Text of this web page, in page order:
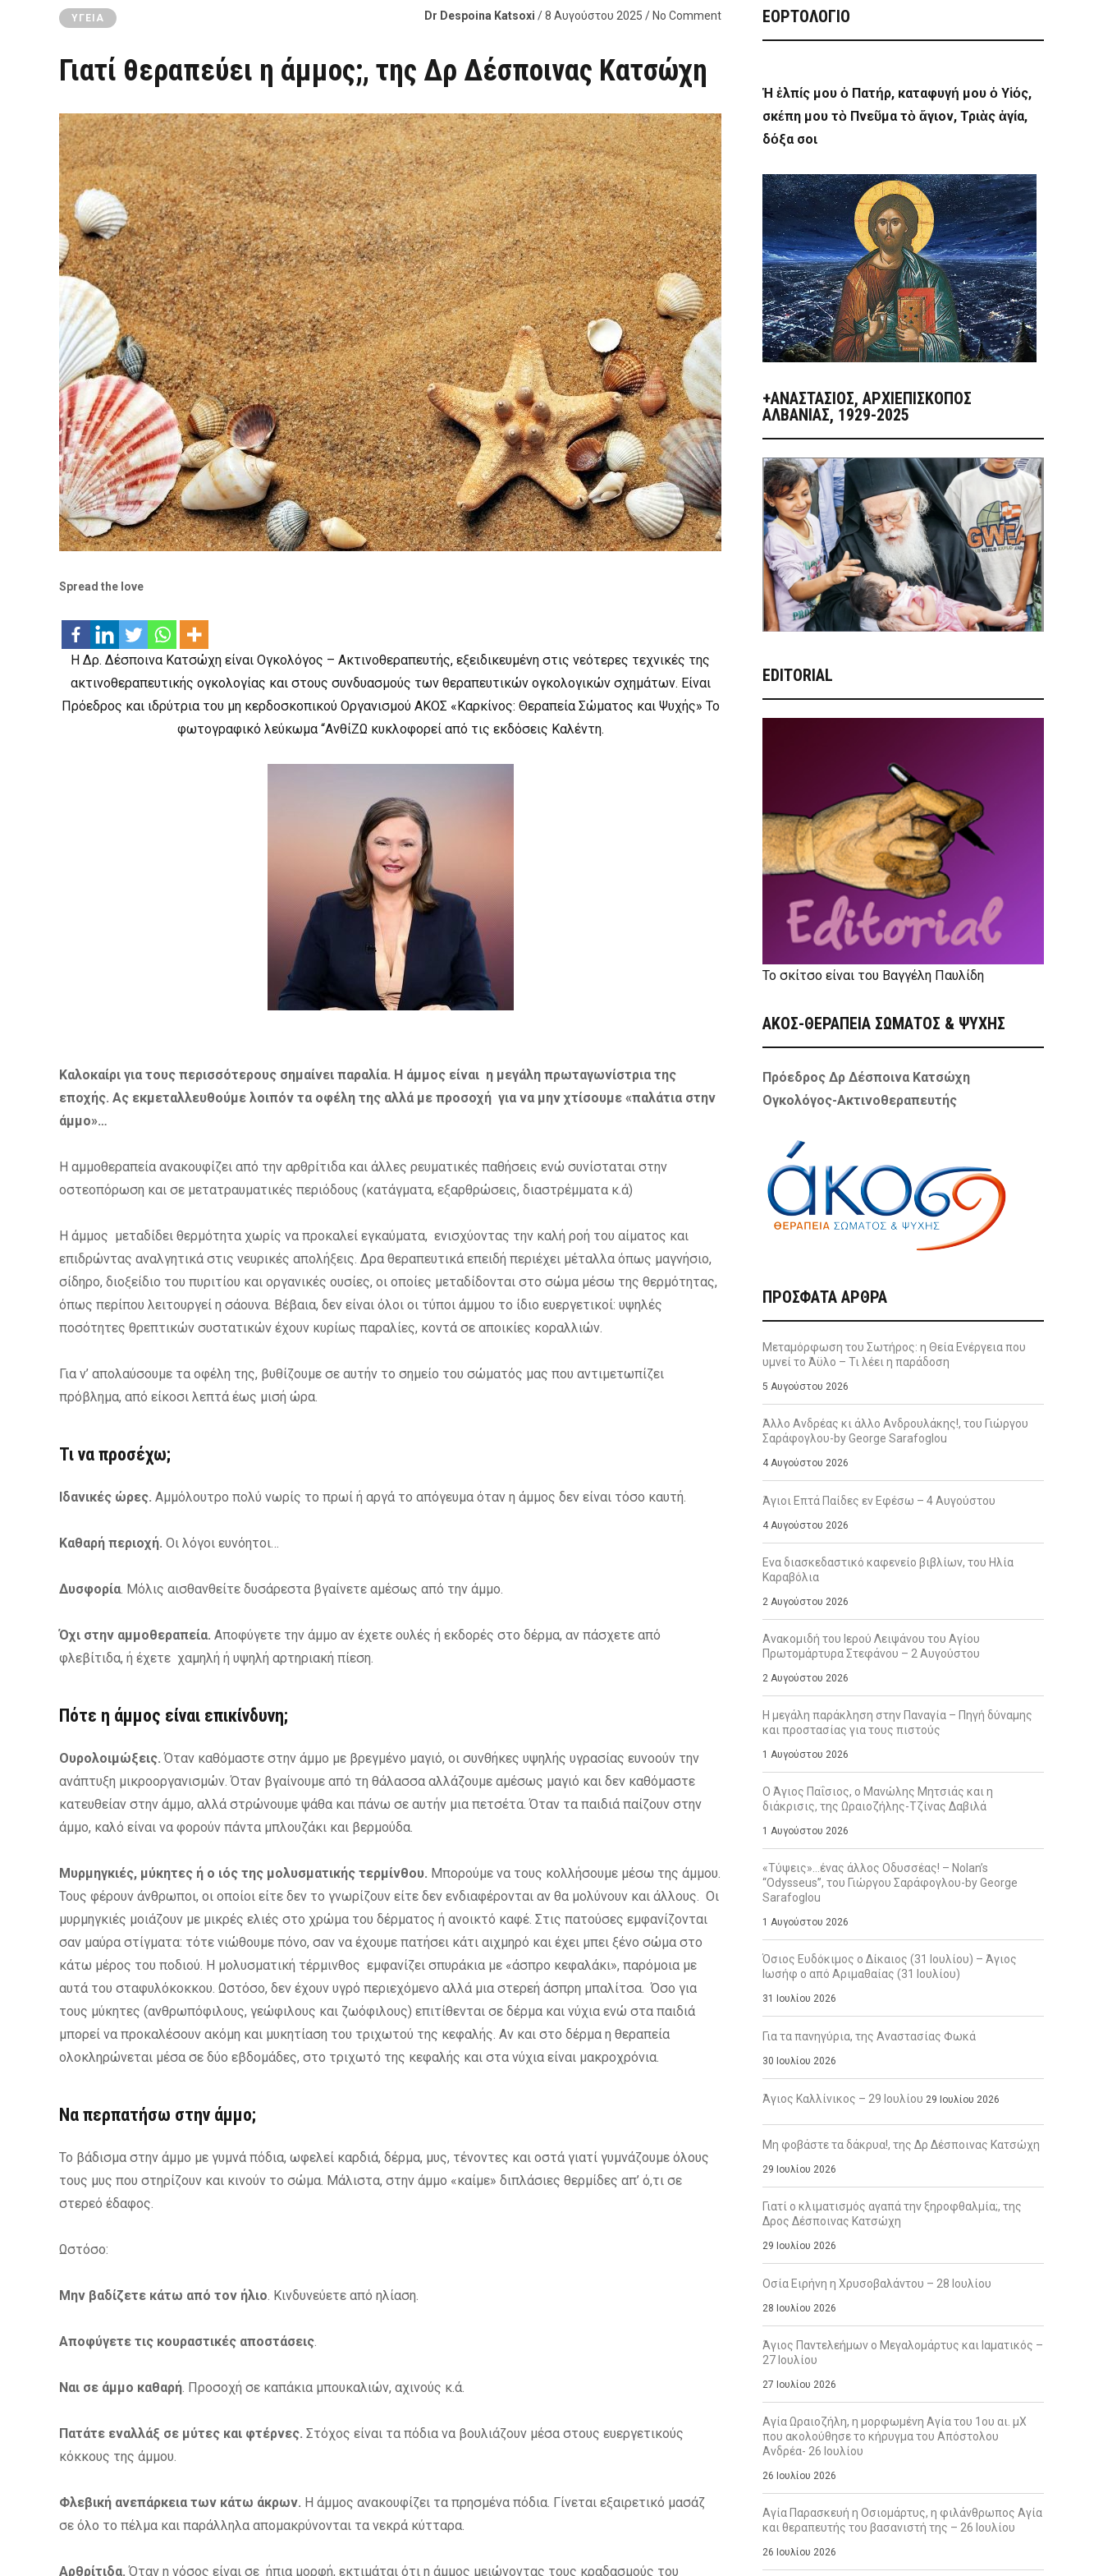
ΥΓΕΊΑ Dr Despoina Katsoxi / 8 Αυγούστου 2025 / No Comment
Γιατί θεραπεύει η άμμος;, της Δρ Δέσποινας Κατσώχη
Spread the love
Η Δρ. Δέσποινα Κατσώχη είναι Ογκολόγος – Ακτινοθεραπευτής, εξειδικευμένη στις νεότερες τεχνικές της
ακτινοθεραπευτικής ογκολογίας και στους συνδυασμούς των θεραπευτικών ογκολογικών σχημάτων. Είναι
Πρόεδρος και ιδρύτρια του μη κερδοσκοπικού Οργανισμού ΑΚΟΣ «Καρκίνος: Θεραπεία Σώματος και Ψυχής» Το
φωτογραφικό λεύκωμα “ΑνθίΖΩ κυκλοφορεί από τις εκδόσεις Καλέντη.
Καλοκαίρι για τους περισσότερους σημαίνει παραλία. Η άμμος είναι η μεγάλη πρωταγωνίστρια της
εποχής. Ας εκμεταλλευθούμε λοιπόν τα οφέλη της αλλά με προσοχή για να μην χτίσουμε «παλάτια στην
άμμο»…
Η αμμοθεραπεία ανακουφίζει από την αρθρίτιδα και άλλες ρευματικές παθήσεις ενώ συνίσταται στην
οστεοπόρωση και σε μετατραυματικές περιόδους (κατάγματα, εξαρθρώσεις, διαστρέμματα κ.ά)
Η άμμος μεταδίδει θερμότητα χωρίς να προκαλεί εγκαύματα, ενισχύοντας την καλή ροή του αίματος και
επιδρώντας αναλγητικά στις νευρικές απολήξεις. Δρα θεραπευτικά επειδή περιέχει μέταλλα όπως μαγνήσιο,
σίδηρο, διοξείδιο του πυριτίου και οργανικές ουσίες, οι οποίες μεταδίδονται στο σώμα μέσω της θερμότητας,
όπως περίπου λειτουργεί η σάουνα. Βέβαια, δεν είναι όλοι οι τύποι άμμου το ίδιο ευεργετικοί: υψηλές
ποσότητες θρεπτικών συστατικών έχουν κυρίως παραλίες, κοντά σε αποικίες κοραλλιών.
Για ν’ απολαύσουμε τα οφέλη της, βυθίζουμε σε αυτήν το σημείο του σώματός μας που αντιμετωπίζει
πρόβλημα, από είκοσι λεπτά έως μισή ώρα.
Τι να προσέχω;
Ιδανικές ώρες. Αμμόλουτρο πολύ νωρίς το πρωί ή αργά το απόγευμα όταν η άμμος δεν είναι τόσο καυτή.
Καθαρή περιοχή. Οι λόγοι ευνόητοι…
Δυσφορία. Μόλις αισθανθείτε δυσάρεστα βγαίνετε αμέσως από την άμμο.
Όχι στην αμμοθεραπεία. Αποφύγετε την άμμο αν έχετε ουλές ή εκδορές στο δέρμα, αν πάσχετε από
φλεβίτιδα, ή έχετε χαμηλή ή υψηλή αρτηριακή πίεση.
Πότε η άμμος είναι επικίνδυνη;
Ουρολοιμώξεις. Όταν καθόμαστε στην άμμο με βρεγμένο μαγιό, οι συνθήκες υψηλής υγρασίας ευνοούν την
ανάπτυξη μικροοργανισμών. Όταν βγαίνουμε από τη θάλασσα αλλάζουμε αμέσως μαγιό και δεν καθόμαστε
κατευθείαν στην άμμο, αλλά στρώνουμε ψάθα και πάνω σε αυτήν μια πετσέτα. Όταν τα παιδιά παίζουν στην
άμμο, καλό είναι να φορούν πάντα μπλουζάκι και βερμούδα.
Μυρμηγκιές, μύκητες ή ο ιός της μολυσματικής τερμίνθου. Μπορούμε να τους κολλήσουμε μέσω της άμμου.
Τους φέρουν άνθρωποι, οι οποίοι είτε δεν το γνωρίζουν είτε δεν ενδιαφέρονται αν θα μολύνουν και άλλους. Οι
μυρμηγκιές μοιάζουν με μικρές ελιές στο χρώμα του δέρματος ή ανοικτό καφέ. Στις πατούσες εμφανίζονται
σαν μαύρα στίγματα: τότε νιώθουμε πόνο, σαν να έχουμε πατήσει κάτι αιχμηρό και έχει μπει ξένο σώμα στο
κάτω μέρος του ποδιού. Η μολυσματική τέρμινθος εμφανίζει σπυράκια με «άσπρο κεφαλάκι», παρόμοια με
αυτά του σταφυλόκοκκου. Ωστόσο, δεν έχουν υγρό περιεχόμενο αλλά μια στερεή άσπρη μπαλίτσα. Όσο για
τους μύκητες (ανθρωπόφιλους, γεώφιλους και ζωόφιλους) επιτίθενται σε δέρμα και νύχια ενώ στα παιδιά
μπορεί να προκαλέσουν ακόμη και μυκητίαση του τριχωτού της κεφαλής. Αν και στο δέρμα η θεραπεία
ολοκληρώνεται μέσα σε δύο εβδομάδες, στο τριχωτό της κεφαλής και στα νύχια είναι μακροχρόνια.
Να περπατήσω στην άμμο;
Το βάδισμα στην άμμο με γυμνά πόδια, ωφελεί καρδιά, δέρμα, μυς, τένοντες και οστά γιατί γυμνάζουμε όλους
τους μυς που στηρίζουν και κινούν το σώμα. Μάλιστα, στην άμμο «καίμε» διπλάσιες θερμίδες απ’ ό,τι σε
στερεό έδαφος.
Ωστόσο:
Μην βαδίζετε κάτω από τον ήλιο. Κινδυνεύετε από ηλίαση.
Αποφύγετε τις κουραστικές αποστάσεις.
Ναι σε άμμο καθαρή. Προσοχή σε καπάκια μπουκαλιών, αχινούς κ.ά.
Πατάτε εναλλάξ σε μύτες και φτέρνες. Στόχος είναι τα πόδια να βουλιάζουν μέσα στους ευεργετικούς
κόκκους της άμμου.
Φλεβική ανεπάρκεια των κάτω άκρων. Η άμμος ανακουφίζει τα πρησμένα πόδια. Γίνεται εξαιρετικό μασάζ
σε όλο το πέλμα και παράλληλα απομακρύνονται τα νεκρά κύτταρα.
Αρθρίτιδα. Όταν η νόσος είναι σε ήπια μορφή, εκτιμάται ότι η άμμος μειώνοντας τους κραδασμούς του
ΕΟΡΤΟΛΟΓΙΟ
Ἡ ἐλπίς μου ὁ Πατήρ, καταφυγή μου ὁ Υἱός,
σκέπη μου τὸ Πνεῦμα τὸ ἅγιον, Τριὰς ἁγία,
δόξα σοι
+ΑΝΑΣΤΆΣΙΟΣ, ΑΡΧΙΕΠΊΣΚΟΠΟΣ
ΑΛΒΑΝΊΑΣ, 1929-2025
EDITORIAL
Το σκίτσο είναι του Βαγγέλη Παυλίδη
ΑΚΟΣ-ΘΕΡΑΠΕΙΑ ΣΩΜΑΤΟΣ & ΨΥΧΗΣ
Πρόεδρος Δρ Δέσποινα Κατσώχη
Ογκολόγος-Ακτινοθεραπευτής
ΠΡΌΣΦΑΤΑ ΆΡΘΡΑ
Μεταμόρφωση του Σωτήρος: η Θεία Ενέργεια που
υμνεί το Άϋλο – Τι λέει η παράδοση
5 Αυγούστου 2026
Άλλο Ανδρέας κι άλλο Ανδρουλάκης!, του Γιώργου
Σαράφογλου-by George Sarafoglou
4 Αυγούστου 2026
Άγιοι Επτά Παίδες εν Εφέσω – 4 Αυγούστου
4 Αυγούστου 2026
Ενα διασκεδαστικό καφενείο βιβλίων, του Ηλία
Καραβόλια
2 Αυγούστου 2026
Ανακομιδή του Ιερού Λειψάνου του Αγίου
Πρωτομάρτυρα Στεφάνου – 2 Αυγούστου
2 Αυγούστου 2026
Η μεγάλη παράκληση στην Παναγία – Πηγή δύναμης
και προστασίας για τους πιστούς
1 Αυγούστου 2026
Ο Άγιος Παΐσιος, ο Μανώλης Μητσιάς και η
διάκρισις, της Ωραιοζήλης-Τζίνας Δαβιλά
1 Αυγούστου 2026
«Τύψεις»…ένας άλλος Οδυσσέας! – Nolan’s
“Odysseus”, του Γιώργου Σαράφογλου-by George
Sarafoglou
1 Αυγούστου 2026
Όσιος Ευδόκιμος ο Δίκαιος (31 Ιουλίου) – Άγιος
Ιωσήφ ο από Αριμαθαίας (31 Ιουλίου)
31 Ιουλίου 2026
Για τα πανηγύρια, της Αναστασίας Φωκά
30 Ιουλίου 2026
Άγιος Καλλίνικος – 29 Ιουλίου 29 Ιουλίου 2026
Μη φοβάστε τα δάκρυα!, της Δρ Δέσποινας Κατσώχη
29 Ιουλίου 2026
Γιατί ο κλιματισμός αγαπά την ξηροφθαλμία;, της
Δρος Δέσποινας Κατσώχη
29 Ιουλίου 2026
Οσία Ειρήνη η Χρυσοβαλάντου – 28 Ιουλίου
28 Ιουλίου 2026
Άγιος Παντελεήμων ο Μεγαλομάρτυς και Ιαματικός –
27 Ιουλίου
27 Ιουλίου 2026
Αγία Ωραιοζήλη, η μορφωμένη Αγία του 1ου αι. μΧ
που ακολούθησε το κήρυγμα του Απόστολου
Ανδρέα- 26 Ιουλίου
26 Ιουλίου 2026
Αγία Παρασκευή η Οσιομάρτυς, η φιλάνθρωπος Αγία
και θεραπευτής του βασανιστή της – 26 Ιουλίου
26 Ιουλίου 2026